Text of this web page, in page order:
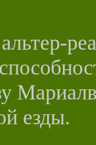
езды.